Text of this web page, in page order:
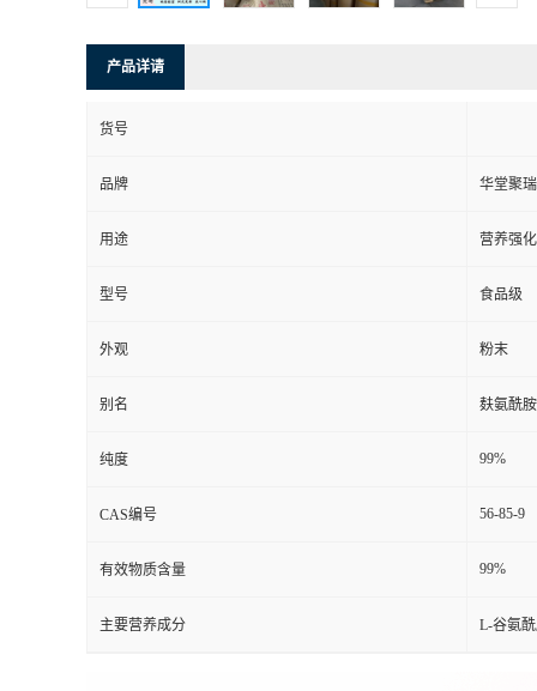
产品详请
货号
品牌 华堂聚瑞
用途 营养强
型号 食品级
外观 粉末
别名 麸氨酰胺
纯度 99%
CAS编号 56-85-9
有效物质含量 99%
主要营养成分 L-谷氨